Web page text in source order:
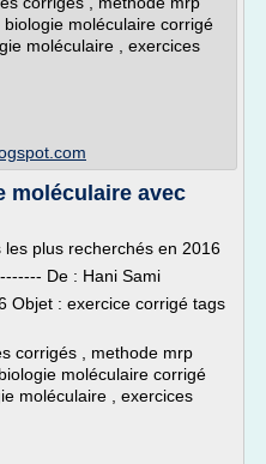
moléculaire corrigé
moléculaire , exercices
moléculaire avec
plus recherchés en 2016
De : Hani Sami
Objet : exercice corrigé tags
corrigés , methode mrp
moléculaire corrigé
moléculaire , exercices